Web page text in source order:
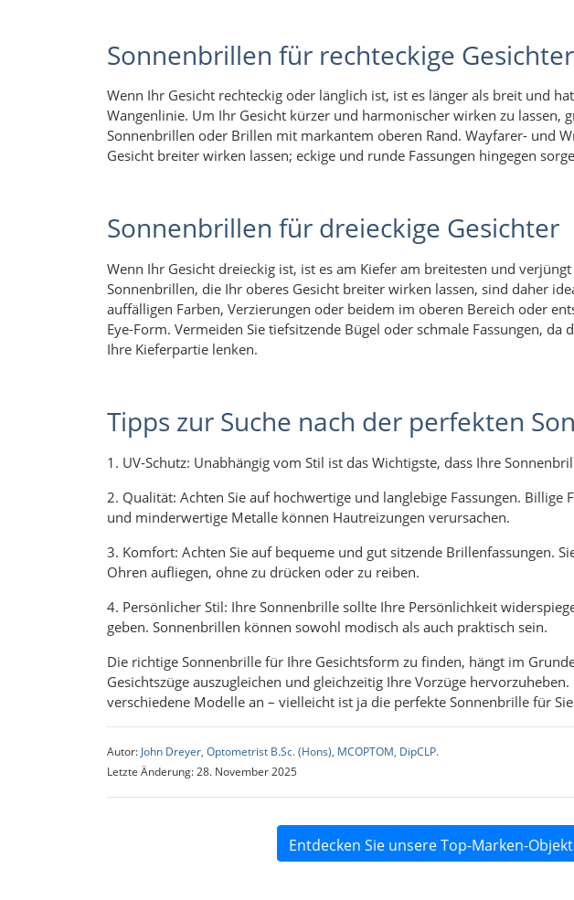
Sonnenbrillen für rechteckige Gesichter
Wenn Ihr Gesicht rechteckig oder länglich ist, ist es länger als breit und
Wangenlinie. Um Ihr Gesicht kürzer und harmonischer wirken zu lassen,
Sonnenbrillen oder Brillen mit markantem oberen Rand. Wayfarer- und
Gesicht breiter wirken lassen; eckige und runde Fassungen hingegen
Sonnenbrillen für dreieckige Gesichter
Wenn Ihr Gesicht dreieckig ist, ist es am Kiefer am breitesten und
Sonnenbrillen, die Ihr oberes Gesicht breiter wirken lassen, sind daher
auffälligen Farben, Verzierungen oder beidem im oberen Bereich oder
Eye-Form. Vermeiden Sie tiefsitzende Bügel oder schmale Fassungen, da
Ihre Kieferpartie lenken.
Tipps zur Suche nach der perfekten
1. UV-Schutz: Unabhängig vom Stil ist das Wichtigste, dass Ihre
2. Qualität: Achten Sie auf hochwertige und langlebige Fassungen. Billige
und minderwertige Metalle können Hautreizungen verursachen.
3. Komfort: Achten Sie auf bequeme und gut sitzende Brillenfassungen.
Ohren aufliegen, ohne zu drücken oder zu reiben.
4. Persönlicher Stil: Ihre Sonnenbrille sollte Ihre Persönlichkeit
geben. Sonnenbrillen können sowohl modisch als auch praktisch sein.
Die richtige Sonnenbrille für Ihre Gesichtsform zu finden, hängt im
Gesichtszüge auszugleichen und gleichzeitig Ihre Vorzüge
verschiedene Modelle an – vielleicht ist ja die perfekte Sonnenbrille für
Autor: John Dreyer, Optometrist B.Sc. (Hons), MCOPTOM, DipCLP.
Letzte Änderung: 28. November 2025
Entdecken Sie unsere Top-Marken-